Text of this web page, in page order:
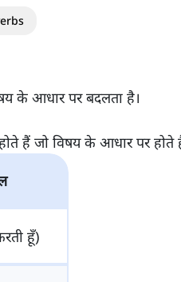
के आधार पर बदलता है।
हैं जो विषय के आधार पर होते
हूँ)